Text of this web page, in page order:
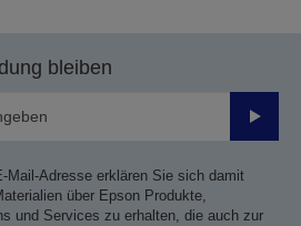
bleiben
Mail-Adresse erklären Sie sich damit
über Epson Produkte,
und Services zu erhalten, die auch zur